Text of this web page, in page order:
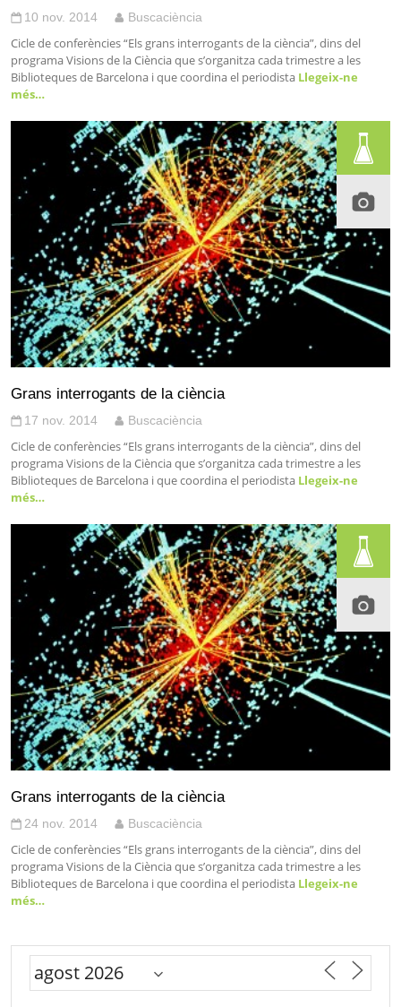
10 nov. 2014 Buscaciència
Cicle de conferències “Els grans interrogants de la ciència”, dins del
programa Visions de la Ciència que s’organitza cada trimestre a les
Biblioteques de Barcelona i que coordina el periodista Llegeix-ne
més…
Grans interrogants de la ciència
17 nov. 2014 Buscaciència
Cicle de conferències “Els grans interrogants de la ciència”, dins del
programa Visions de la Ciència que s’organitza cada trimestre a les
Biblioteques de Barcelona i que coordina el periodista Llegeix-ne
més…
Grans interrogants de la ciència
24 nov. 2014 Buscaciència
Cicle de conferències “Els grans interrogants de la ciència”, dins del
programa Visions de la Ciència que s’organitza cada trimestre a les
Biblioteques de Barcelona i que coordina el periodista Llegeix-ne
més…